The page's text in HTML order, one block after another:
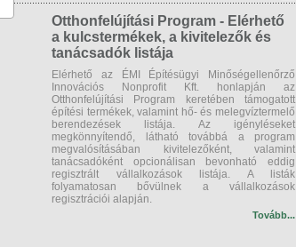
Otthonfelújítási Program - Elérhető
a kulcstermékek, a kivitelezők és
tanácsadók listája
Elérhető az ÉMI Építésügyi Minőségellenőrző
Innovációs Nonprofit Kft. honlapján az
Otthonfelújítási Program keretében támogatott
építési termékek, valamint hő- és melegvíztermelő
berendezések listája. Az igényléseket
megkönnyítendő, látható továbbá a program
megvalósításában kivitelezőként, valamint
tanácsadóként opcionálisan bevonható eddig
regisztrált vállalkozások listája. A listák
folyamatosan bővülnek a vállalkozások
regisztrációi alapján.
Tovább...